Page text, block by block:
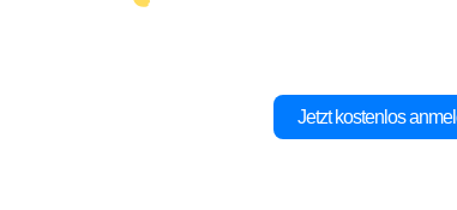
Jetzt kostenlos